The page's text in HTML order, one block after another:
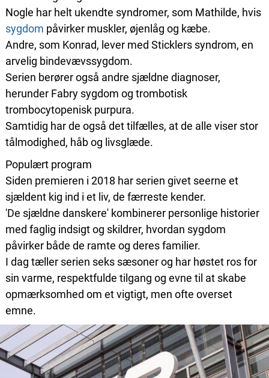
Nogle har helt ukendte syndromer, som Mathilde, hvis
sygdom påvirker muskler, øjenlåg og kæbe.
Andre, som Konrad, lever med Sticklers syndrom, en
arvelig bindevævssygdom.
Serien berører også andre sjældne diagnoser,
herunder Fabry sygdom og trombotisk
trombocytopenisk purpura.
Samtidig har de også det tilfælles, at de alle viser stor
tålmodighed, håb og livsglæde.
Populært program
Siden premieren i 2018 har serien givet seerne et
sjældent kig ind i et liv, de færreste kender.
'De sjældne danskere' kombinerer personlige historier
med faglig indsigt og skildrer, hvordan sygdom
påvirker både de ramte og deres familier.
I dag tæller serien seks sæsoner og har høstet ros for
sin varme, respektfulde tilgang og evne til at skabe
opmærksomhed om et vigtigt, men ofte overset
emne.